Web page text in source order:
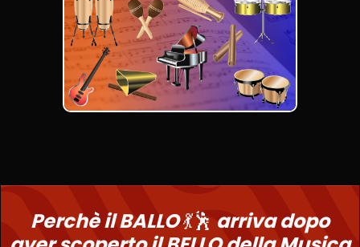
Perchè il BALLO💃🕺 arriva dopo